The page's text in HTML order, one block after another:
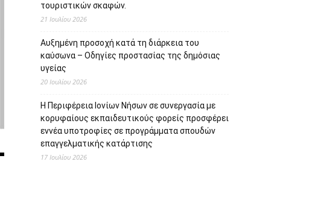
τουριστικών σκαφών.
21 Ιουλίου 2026
Αυξημένη προσοχή κατά τη διάρκεια του
καύσωνα – Οδηγίες προστασίας της δημόσιας
υγείας
20 Ιουλίου 2026
Η Περιφέρεια Ιονίων Νήσων σε συνεργασία με
κορυφαίους εκπαιδευτικούς φορείς προσφέρει
εννέα υποτροφίες σε προγράμματα σπουδών
επαγγελματικής κατάρτισης
17 Ιουλίου 2026